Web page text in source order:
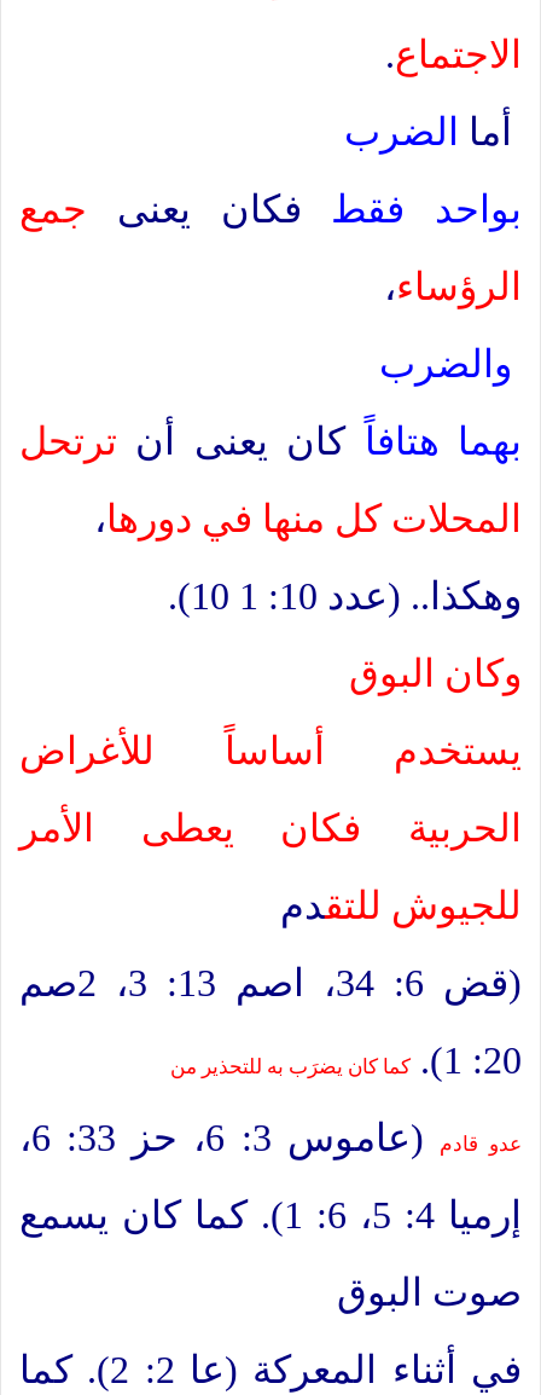
الاجتماع.
أما
الضرب
بواحد فقط فكان يعنى جمع
الرؤساء،
والضرب
بهما هتافاً كان يعنى أن ترتحل
المحلات كل منها في دورها،
وهكذا.. (عدد 10: 1 10).
وكان البوق
يستخدم أساساً للأغراض
الحربية فكان يعطى الأمر
للجيوش للتقدم
(قض 6: 34، اصم 13: 3، 2صم
20: 1).
كما كان يضرَب به للتحذير من
عدو قادم
(عاموس 3: 6، حز 33: 6،
إرميا 4: 5، 6: 1). كما كان يسمع
صوت البوق
في أثناء المعركة (عا 2: 2). كما